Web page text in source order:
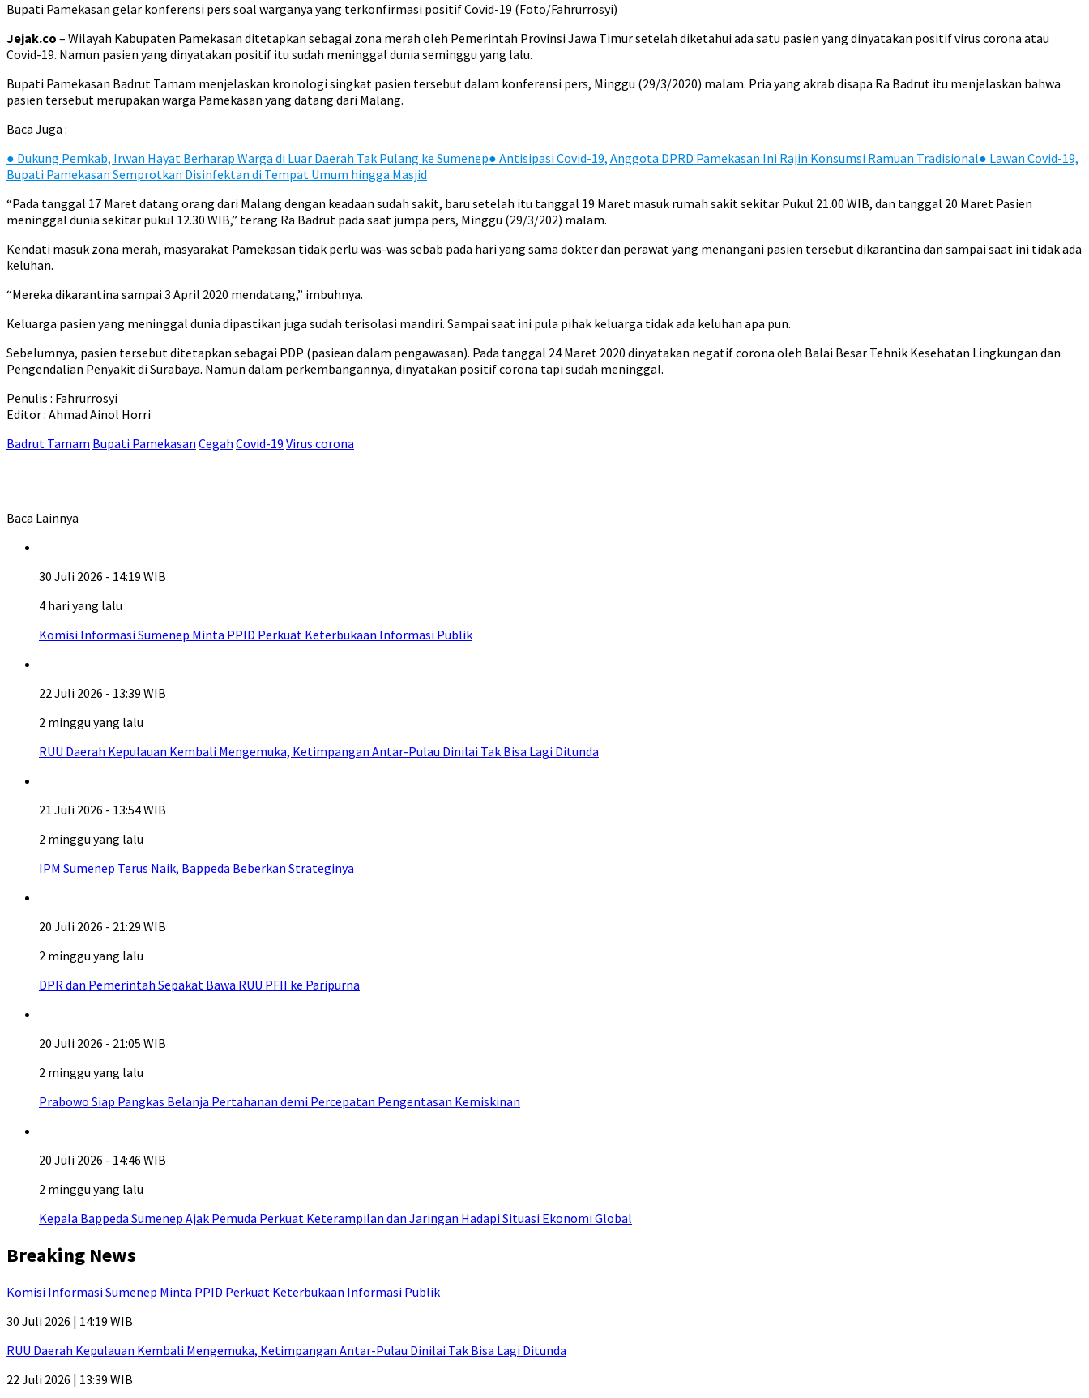
Bupati Pamekasan gelar konferensi pers soal warganya yang terkonfirmasi positif Covid-19 (Foto/Fahrurrosyi)
Jejak.co – Wilayah Kabupaten Pamekasan ditetapkan sebagai zona merah oleh Pemerintah Provinsi Jawa Timur setelah diketahui ada satu pasien yang dinyatakan positif virus corona atau
Covid-19. Namun pasien yang dinyatakan positif itu sudah meninggal dunia seminggu yang lalu.
Bupati Pamekasan Badrut Tamam menjelaskan kronologi singkat pasien tersebut dalam konferensi pers, Minggu (29/3/2020) malam. Pria yang akrab disapa Ra Badrut itu menjelaskan bahwa
pasien tersebut merupakan warga Pamekasan yang datang dari Malang.
Baca Juga :
● Dukung Pemkab, Irwan Hayat Berharap Warga di Luar Daerah Tak Pulang ke Sumenep● Antisipasi Covid-19, Anggota DPRD Pamekasan Ini Rajin Konsumsi Ramuan Tradisional● Lawan Covid-19,
Bupati Pamekasan Semprotkan Disinfektan di Tempat Umum hingga Masjid
“Pada tanggal 17 Maret datang orang dari Malang dengan keadaan sudah sakit, baru setelah itu tanggal 19 Maret masuk rumah sakit sekitar Pukul 21.00 WIB, dan tanggal 20 Maret Pasien
meninggal dunia sekitar pukul 12.30 WIB,” terang Ra Badrut pada saat jumpa pers, Minggu (29/3/202) malam.
Kendati masuk zona merah, masyarakat Pamekasan tidak perlu was-was sebab pada hari yang sama dokter dan perawat yang menangani pasien tersebut dikarantina dan sampai saat ini tidak ada
keluhan.
“Mereka dikarantina sampai 3 April 2020 mendatang,” imbuhnya.
Keluarga pasien yang meninggal dunia dipastikan juga sudah terisolasi mandiri. Sampai saat ini pula pihak keluarga tidak ada keluhan apa pun.
Sebelumnya, pasien tersebut ditetapkan sebagai PDP (pasiean dalam pengawasan). Pada tanggal 24 Maret 2020 dinyatakan negatif corona oleh Balai Besar Tehnik Kesehatan Lingkungan dan
Pengendalian Penyakit di Surabaya. Namun dalam perkembangannya, dinyatakan positif corona tapi sudah meninggal.
Penulis : Fahrurrosyi
Editor : Ahmad Ainol Horri
Badrut Tamam Bupati Pamekasan Cegah Covid-19 Virus corona
Baca Lainnya
30 Juli 2026 - 14:19 WIB
4 hari yang lalu
Komisi Informasi Sumenep Minta PPID Perkuat Keterbukaan Informasi Publik
22 Juli 2026 - 13:39 WIB
2 minggu yang lalu
RUU Daerah Kepulauan Kembali Mengemuka, Ketimpangan Antar-Pulau Dinilai Tak Bisa Lagi Ditunda
21 Juli 2026 - 13:54 WIB
2 minggu yang lalu
IPM Sumenep Terus Naik, Bappeda Beberkan Strateginya
20 Juli 2026 - 21:29 WIB
2 minggu yang lalu
DPR dan Pemerintah Sepakat Bawa RUU PFII ke Paripurna
20 Juli 2026 - 21:05 WIB
2 minggu yang lalu
Prabowo Siap Pangkas Belanja Pertahanan demi Percepatan Pengentasan Kemiskinan
20 Juli 2026 - 14:46 WIB
2 minggu yang lalu
Kepala Bappeda Sumenep Ajak Pemuda Perkuat Keterampilan dan Jaringan Hadapi Situasi Ekonomi Global
Breaking News
Komisi Informasi Sumenep Minta PPID Perkuat Keterbukaan Informasi Publik
30 Juli 2026 | 14:19 WIB
RUU Daerah Kepulauan Kembali Mengemuka, Ketimpangan Antar-Pulau Dinilai Tak Bisa Lagi Ditunda
22 Juli 2026 | 13:39 WIB